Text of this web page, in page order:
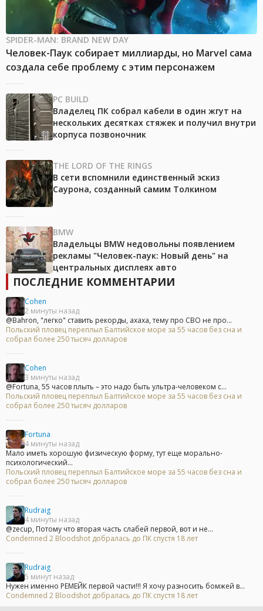
SPIDER-MAN: BRAND NEW DAY
Человек-Паук собирает миллиарды, но Marvel сама
создала себе проблему с этим персонажем
PC BUILD
Владелец ПК собрал кабели в один жгут на
нескольких десятках стяжек и получил внутри
корпуса позвоночник
THE LORD OF THE RINGS
В сети вспомнили единственный эскиз
Саурона, созданный самим Толкином
BMW
Владельцы BMW недовольны появлением
рекламы "Человек-паук: Новый день" на
центральных дисплеях авто
ПОСЛЕДНИЕ КОММЕНТАРИИ
Cohen
2 минуты назад
@Bahron, "легко" ставить рекорды, ахаха, тему про СВО не про...
Польский пловец переплыл Балтийское море за 55 часов без сна и
собрал более 250 тысяч долларов
Cohen
3 минуты назад
@Fortuna, 55 часов плыть – это надо быть ультра-человеком с...
Польский пловец переплыл Балтийское море за 55 часов без сна и
собрал более 250 тысяч долларов
Fortuna
4 минуты назад
Мало иметь хорошую физическую форму, тут еще морально-
психологический...
Польский пловец переплыл Балтийское море за 55 часов без сна и
собрал более 250 тысяч долларов
Rudraig
4 минуты назад
@zecup, Потому что вторая часть слабей первой, вот и не...
Condemned 2 Bloodshot добралась до ПК спустя 18 лет
Rudraig
5 минут назад
Нужен именно РЕМЕЙК первой части!!! Я хочу разносить бомжей в...
Condemned 2 Bloodshot добралась до ПК спустя 18 лет